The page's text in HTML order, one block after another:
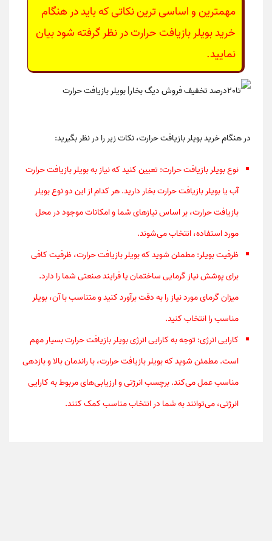
مهمترین و اساسی ترین نکاتی که باید در هنگام
خرید بویلر بازیافت حرارت در نظر گرفته شود بیان
نمایید.
در هنگام خرید بویلر بازیافت حرارت، نکات زیر را در نظر بگیرید:
نوع بویلر بازیافت حرارت: تعیین کنید که نیاز به بویلر بازیافت حرارت
آب یا بویلر بازیافت حرارت بخار دارید. هر کدام از این دو نوع بویلر
بازیافت حرارت، بر اساس نیازهای شما و امکانات موجود در محل
مورد استفاده، انتخاب می‌شوند.
ظرفیت بویلر: مطمئن شوید که بویلر بازیافت حرارت، ظرفیت کافی
برای پوشش نیاز گرمایی ساختمان یا فرایند صنعتی شما را دارد.
میزان گرمای مورد نیاز را به دقت برآورد کنید و متناسب با آن، بویلر
مناسب را انتخاب کنید.
کارایی انرژی: توجه به کارایی انرژی بویلر بازیافت حرارت بسیار مهم
است. مطمئن شوید که بویلر بازیافت حرارت، با راندمان بالا و بازدهی
مناسب عمل می‌کند. برچسب انرژتی و ارزیابی‌های مربوط به کارایی
انرژتی، می‌توانند به شما در انتخاب مناسب کمک کنند.